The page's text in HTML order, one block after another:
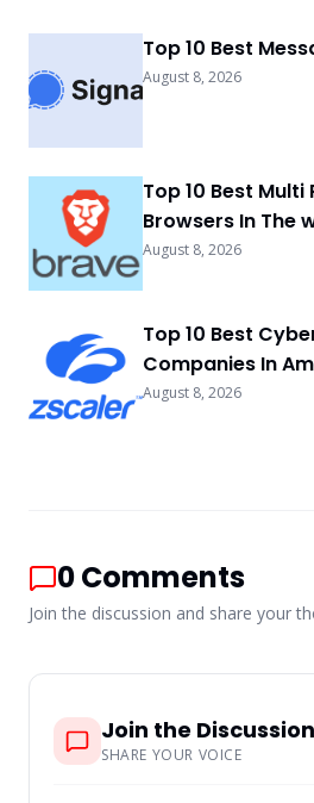
Top 10 Best
August 8, 2026
Top 10 Best
Browsers In The
August 8, 2026
Top 10 Best
Companies In
August 8, 2026
0Comments
Join the discussion and share your
Join the Discussion
SHARE YOUR VOICE